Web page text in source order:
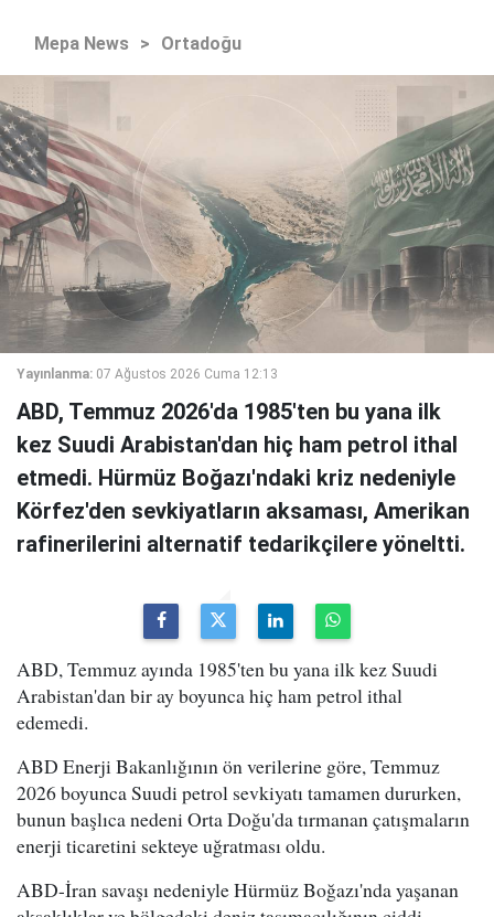
Mepa News > Ortadoğu
Yayınlanma: 07 Ağustos 2026 Cuma 12:13
ABD, Temmuz 2026'da 1985'ten bu yana ilk
kez Suudi Arabistan'dan hiç ham petrol ithal
etmedi. Hürmüz Boğazı'ndaki kriz nedeniyle
Körfez'den sevkiyatların aksaması, Amerikan
rafinerilerini alternatif tedarikçilere yöneltti.
ABD, Temmuz ayında 1985'ten bu yana ilk kez Suudi
Arabistan'dan bir ay boyunca hiç ham petrol ithal
edemedi.
ABD Enerji Bakanlığının ön verilerine göre, Temmuz
2026 boyunca Suudi petrol sevkiyatı tamamen dururken,
bunun başlıca nedeni Orta Doğu'da tırmanan çatışmaların
enerji ticaretini sekteye uğratması oldu.
ABD-İran savaşı nedeniyle Hürmüz Boğazı'nda yaşanan